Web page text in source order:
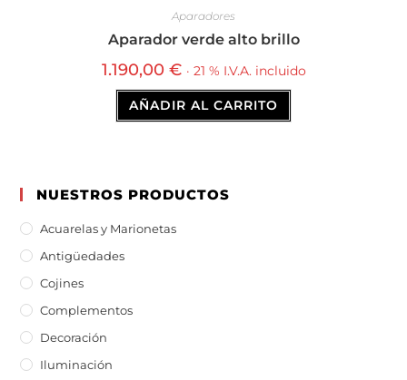
Aparadores
Aparador verde alto brillo
1.190,00 € · 21 % I.V.A. incluido
AÑADIR AL CARRITO
NUESTROS PRODUCTOS
Acuarelas y Marionetas
Antigüedades
Cojines
Complementos
Decoración
Iluminación